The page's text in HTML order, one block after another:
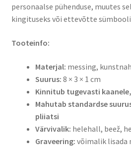
personaalse pühenduse, muutes
kingituseks või ettevõtte
Tooteinfo:
Materjal: messing,
Suurus: 8 × 3 × 1 cm
Kinnitub tugevasti
Mahutab standardse
pliiatsi
Värvivalik: helehall, beež,
Graveering: võimalik lisada